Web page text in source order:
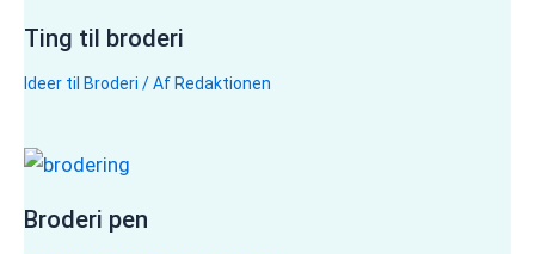
Ting til broderi
Ideer til Broderi / Af Redaktionen
Broderi pen